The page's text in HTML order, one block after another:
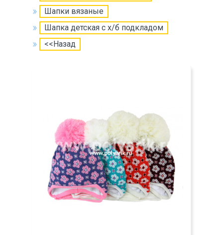
Шапки вязаные
Шапка детская с х/б подкладом
<<Назад